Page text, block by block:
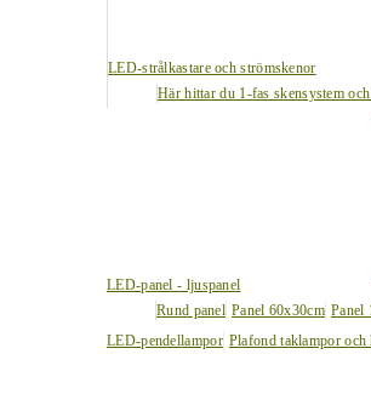
LED-strålkastare och strömskenor
Här hittar du 1-fas skensystem
LED-panel - ljuspanel
Rund panel Panel 60x30cm Panel
LED-pendellampor Plafond taklampor